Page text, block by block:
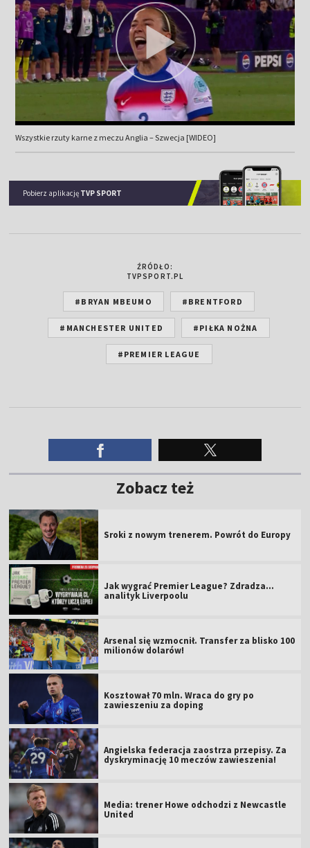
Wszystkie rzuty karne z meczu Anglia – Szwecja [WIDEO]
Pobierz aplikację TVP SPORT
ŹRÓDŁO:
TVPSPORT.PL
#BRYAN MBEUMO #BRENTFORD
#MANCHESTER UNITED #PIŁKA NOŻNA
#PREMIER LEAGUE
Zobacz też
Sroki z nowym trenerem. Powrót do Europy
Jak wygrać Premier League? Zdradza...
analityk Liverpoolu
Arsenal się wzmocnił. Transfer za blisko 100
milionów dolarów!
Kosztował 70 mln. Wraca do gry po
zawieszeniu za doping
Angielska federacja zaostrza przepisy. Za
dyskryminację 10 meczów zawieszenia!
Media: trener Howe odchodzi z Newcastle
United